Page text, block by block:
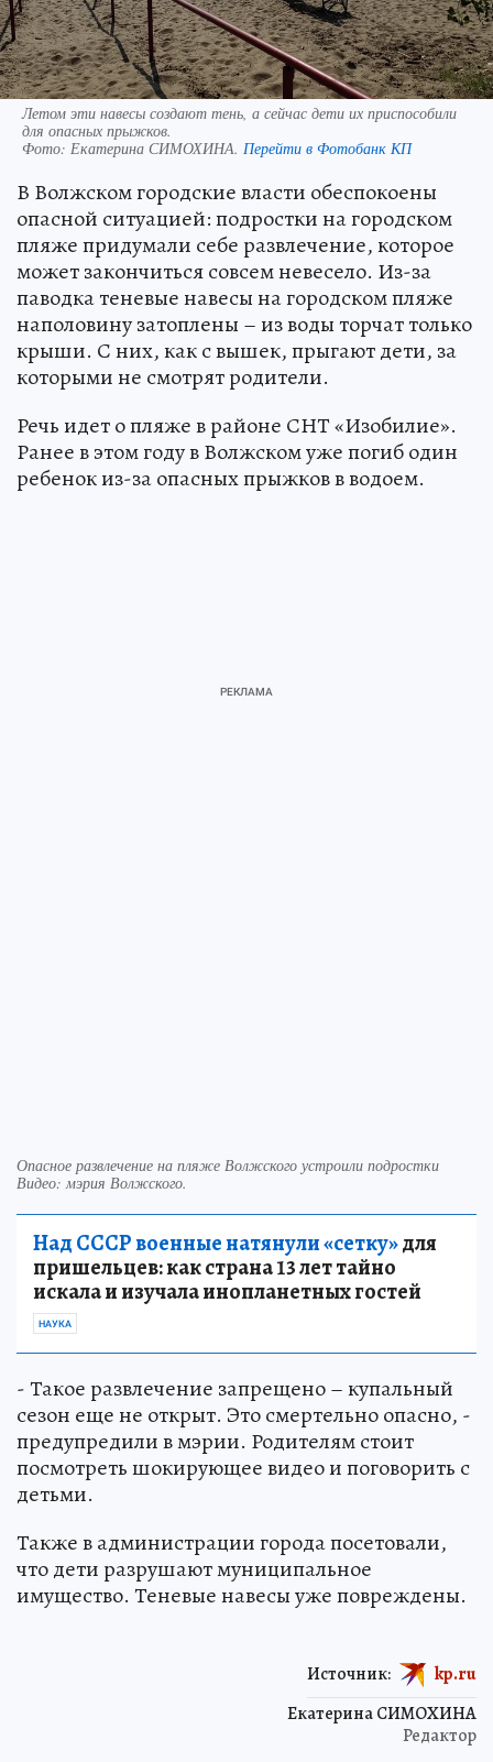
Летом эти навесы создают тень, а сейчас дети их приспособили
для опасных прыжков.
Фото: Екатерина СИМОХИНА. Перейти в Фотобанк КП
В Волжском городские власти обеспокоены
опасной ситуацией: подростки на городском
пляже придумали себе развлечение, которое
может закончиться совсем невесело. Из-за
паводка теневые навесы на городском пляже
наполовину затоплены – из воды торчат только
крыши. С них, как с вышек, прыгают дети, за
которыми не смотрят родители.
Речь идет о пляже в районе СНТ «Изобилие».
Ранее в этом году в Волжском уже погиб один
ребенок из-за опасных прыжков в водоем.
Опасное развлечение на пляже Волжского устроили подростки
Видео: мэрия Волжского.
Над СССР военные натянули «сетку»для
пришельцев: как страна 13 лет тайно
искала и изучала инопланетных гостей
НАУКА
- Такое развлечение запрещено – купальный
сезон еще не открыт. Это смертельно опасно, -
предупредили в мэрии. Родителям стоит
посмотреть шокирующее видео и поговорить с
детьми.
Также в администрации города посетовали,
что дети разрушают муниципальное
имущество. Теневые навесы уже повреждены.
Екатерина СИМОХИНА
Редактор
Источник: kp.ru